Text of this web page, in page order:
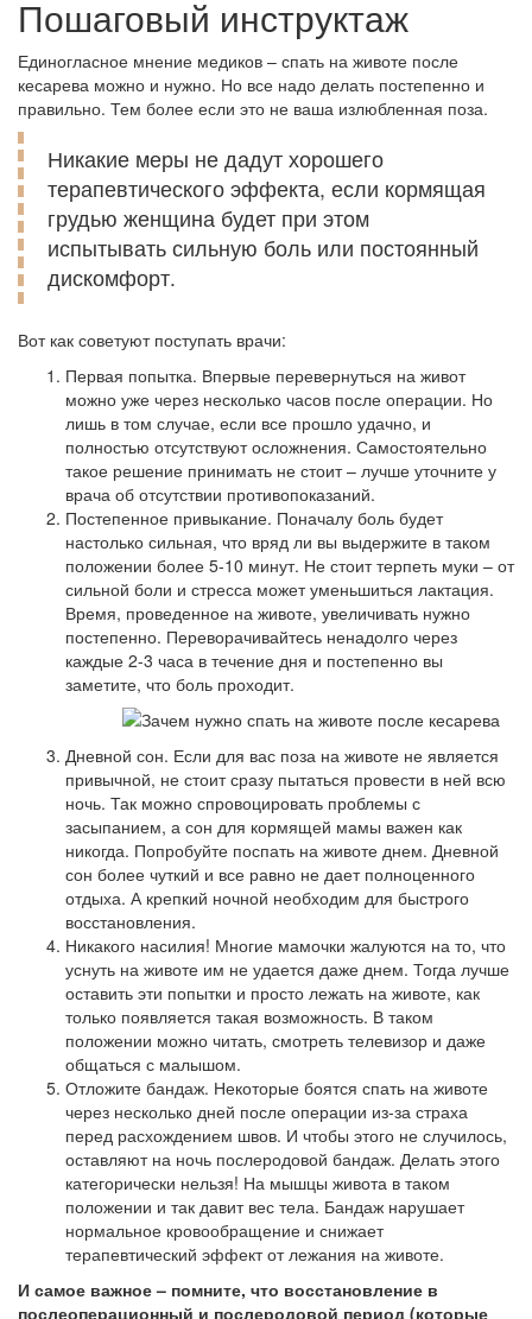
Пошаговый инструктаж
Единогласное мнение медиков – спать на животе после
кесарева можно и нужно. Но все надо делать постепенно и
правильно. Тем более если это не ваша излюбленная поза.
Никакие меры не дадут хорошего
терапевтического эффекта, если кормящая
грудью женщина будет при этом
испытывать сильную боль или постоянный
дискомфорт.
Вот как советуют поступать врачи:
Первая попытка. Впервые перевернуться на живот
можно уже через несколько часов после операции. Но
лишь в том случае, если все прошло удачно, и
полностью отсутствуют осложнения. Самостоятельно
такое решение принимать не стоит – лучше уточните у
врача об отсутствии противопоказаний.
Постепенное привыкание. Поначалу боль будет
настолько сильная, что вряд ли вы выдержите в таком
положении более 5-10 минут. Не стоит терпеть муки – от
сильной боли и стресса может уменьшиться лактация.
Время, проведенное на животе, увеличивать нужно
постепенно. Переворачивайтесь ненадолго через
каждые 2-3 часа в течение дня и постепенно вы
заметите, что боль проходит.
Дневной сон. Если для вас поза на животе не является
привычной, не стоит сразу пытаться провести в ней всю
ночь. Так можно спровоцировать проблемы с
засыпанием, а сон для кормящей мамы важен как
никогда. Попробуйте поспать на животе днем. Дневной
сон более чуткий и все равно не дает полноценного
отдыха. А крепкий ночной необходим для быстрого
восстановления.
Никакого насилия! Многие мамочки жалуются на то, что
уснуть на животе им не удается даже днем. Тогда лучше
оставить эти попытки и просто лежать на животе, как
только появляется такая возможность. В таком
положении можно читать, смотреть телевизор и даже
общаться с малышом.
Отложите бандаж. Некоторые боятся спать на животе
через несколько дней после операции из-за страха
перед расхождением швов. И чтобы этого не случилось,
оставляют на ночь послеродовой бандаж. Делать этого
категорически нельзя! На мышцы живота в таком
положении и так давит вес тела. Бандаж нарушает
нормальное кровообращение и снижает
терапевтический эффект от лежания на животе.
И самое важное – помните, что восстановление в
послеоперационный и послеродовой период (которые